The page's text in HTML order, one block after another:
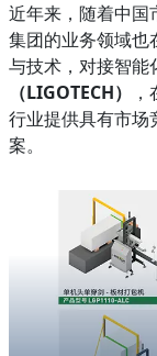
近年来，随着中国
集团的业务领域也
与技术，对接智能
（LIGOTECH）
行业提供具有市场
案。